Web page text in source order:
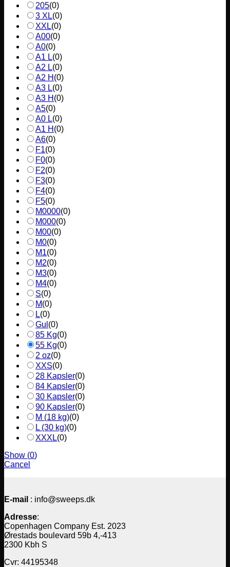
205(0)
3 XL(0)
XXL(0)
A00(0)
A0(0)
A1 L(0)
A2 L(0)
A2 H (0)
A3 L(0)
A3 H (0)
A5(0)
A0 L(0)
A1 H (0)
A6(0)
F1(0)
F0(0)
F2(0)
F3(0)
F4(0)
F5(0)
M0000(0)
M000(0)
M00(0)
M0(0)
M1(0)
M2(0)
M3(0)
M4(0)
S(0)
M(0)
L(0)
Gul (0)
85 Kg(0)
55 Kg(0)
2 oz(0)
XXS(0)
28 Kapsler(0)
84 Kapsler(0)
30 Kapsler(0)
90 Kapsler(0)
M (18 kg)(0)
L (30 kg)(0)
XXXL(0)
Show (0)
Cancel
E-mail : info@sweeps.dk
Adresse:
Copenhagen Company Est. 2023
Ørestads boulevard 59b 4,-413
2300 Kbh S
Cvr: 44195348